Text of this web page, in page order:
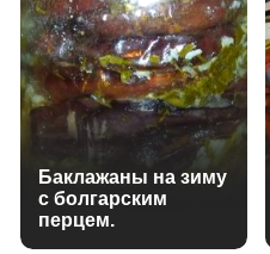
Баклажаны на зиму
с болгарским
перцем.